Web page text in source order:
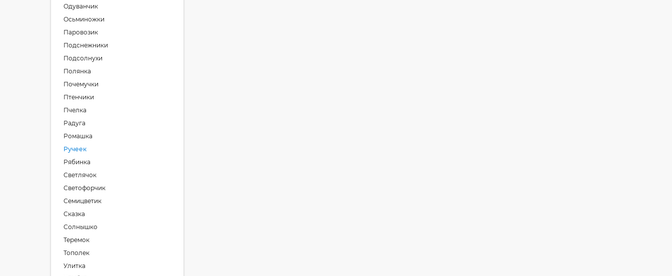
Одуванчик
Осьминожки
Паровозик
Подснежники
Подсолнухи
Полянка
Почемучки
Птенчики
Пчелка
Радуга
Ромашка
Ручеек
Рябинка
Светлячок
Светофорчик
Семицветик
Сказка
Солнышко
Теремок
Тополек
Улитка